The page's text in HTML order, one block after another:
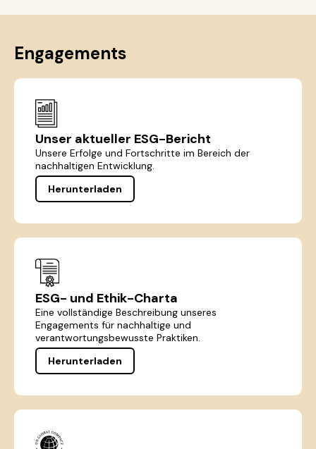
Engagements
Unser aktueller ESG-Bericht
Unsere Erfolge und Fortschritte im Bereich der
nachhaltigen Entwicklung.
Herunterladen
ESG- und Ethik-Charta
Eine vollständige Beschreibung unseres
Engagements für nachhaltige und
verantwortungsbewusste Praktiken.
Herunterladen